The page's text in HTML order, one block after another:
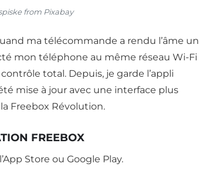
from Pixabay
ma télécommande a rendu l’âme un
mon téléphone au même réseau Wi-Fi
total. Depuis, je garde l’appli
mise à jour avec une interface plus
Freebox Révolution.
FREEBOX
Store ou Google Play.